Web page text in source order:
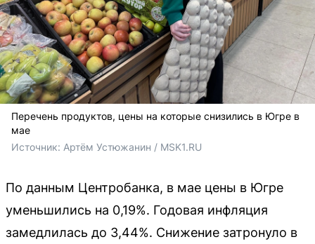
Перечень продуктов, цены на которые снизились в Югре в
мае
Источник: Артём Устюжанин / MSK1.RU
По данным Центробанка, в мае цены в Югре
уменьшились на 0,19%. Годовая инфляция
замедлилась до 3,44%. Снижение затронуло в